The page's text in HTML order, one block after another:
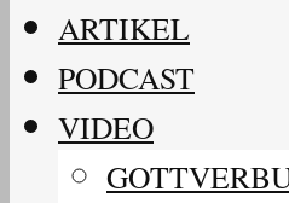
ARTIKEL
PODCAST
VIDEO